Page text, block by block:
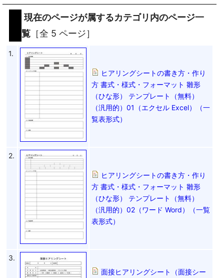
現在のページが属するカテゴリ内のページ一
覧 ［全 5 ページ］
1.
ヒアリングシートの書き方・作り
方 書式・様式・フォーマット 雛形
（ひな形） テンプレート（無料）
（汎用的）01（エクセル Excel）（一
覧表形式）
2.
ヒアリングシートの書き方・作り
方 書式・様式・フォーマット 雛形
（ひな形） テンプレート（無料）
（汎用的）02（ワード Word）（一覧
表形式）
3.
面接ヒアリングシート（面接シー